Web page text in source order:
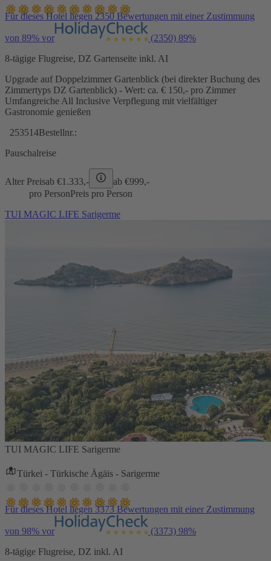
Für dieses Hotel liegen 2350 Bewertungen mit einer Zustimmung
von 89% vor (2350) 89%
8-tägige Flugreise, DZ Gartenseite inkl. AI
Upgrade auf Doppelzimmer Gartenblick (bei direkter Buchung des
Zimmertyps DZ Gartenblick) - Wert: ca. € 150,- pro Zimmer
Umfangreiche All Inclusive Verpflegung mit vielfältiger
Gastronomie genießen
253514Bestellnr.:
Pauschalreise
Alter Preisab €1.333,- ab €999,-
pro PersonPreis pro Person
TUI MAGIC LIFE Sarigerme
TUI MAGIC LIFE Sarigerme
Türkei - Türkische Ägäis - Sarigerme
Für dieses Hotel liegen 3373 Bewertungen mit einer Zustimmung
von 98% vor (3373) 98%
8-tägige Flugreise, DZ inkl. AI